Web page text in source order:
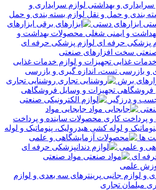
لوازم سرایداری و
لوازم بسته بندی و حمل
ابزارهای دستی
ابزارهای
محصولات بهداشت و
لوازم پزشکی حرفه ای
سخت افزارهای صنعتی
تجهیزات و لوازم خدمات غذایی
تست، اندازه گیری و بازرسی
برش
روشنایی تجاری
تجهیزات و وسایل فروشگاهی
و درزگیر
جابجایی مواد
محصولات ساینده و پرداخت
هیدرولیک، پنوماتیک و لوله
ها
و علمی
ای
مواد صنعتی
علمی
پرینترهای سه بعدی و لوازم
مبلمان تجاری